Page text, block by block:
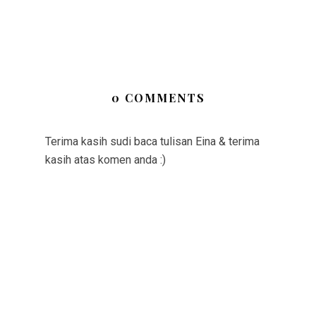
0 COMMENTS
Terima kasih sudi baca tulisan Eina & terima
kasih atas komen anda :)